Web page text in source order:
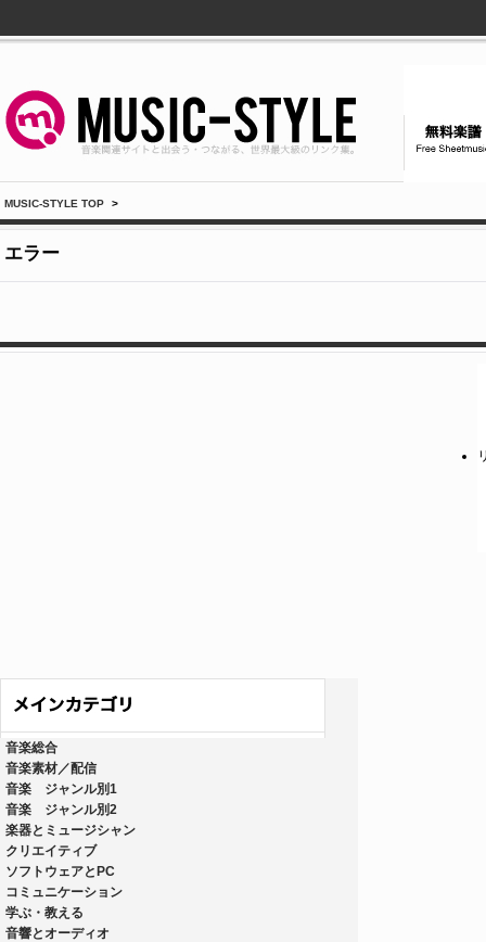
MUSIC-STYLE TOP >
エラー
音楽総合
音楽素材／配信
音楽 ジャンル別1
音楽 ジャンル別2
楽器とミュージシャン
クリエイティブ
ソフトウェアとPC
コミュニケーション
学ぶ・教える
音響とオーディオ